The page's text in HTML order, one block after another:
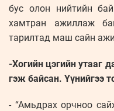
бус олон нийтийн
хамтран ажиллаж
тарилтад маш сайн
-Хогийн цэгийн утааг
гэж байсан. Үүнийгээ
- “Амьдрах орчноо